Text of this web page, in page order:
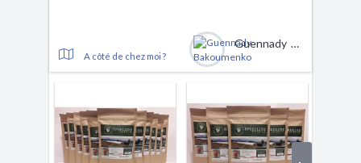
A côté de chez moi ?
Guennady Bakoumenko